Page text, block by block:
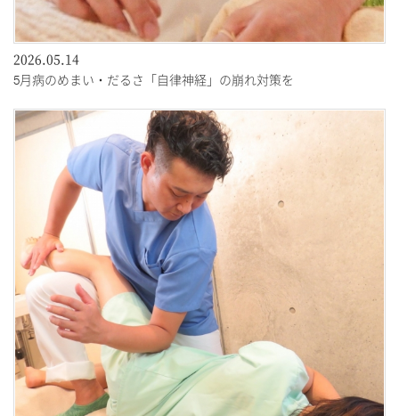
2026.05.14
5月病のめまい・だるさ「自律神経」の崩れ対策を